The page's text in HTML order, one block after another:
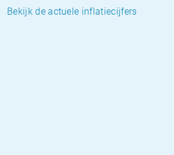
Bekijk de actuele inflatiecijfers